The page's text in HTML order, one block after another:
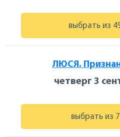
выбрать из
ЛЮСЯ.
четверг 3
выбрать из